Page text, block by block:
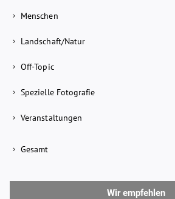
Menschen
Landschaft/Natur
Off-Topic
Spezielle Fotografie
Veranstaltungen
Gesamt
Wir empfehlen